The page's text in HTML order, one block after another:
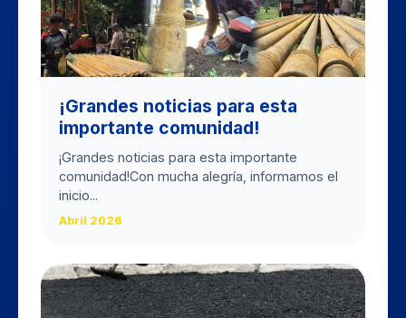
​¡Grandes noticias para esta
importante comunidad!
​¡Grandes noticias para esta importante
comunidad! ​Con mucha alegría, informamos el
inicio...
Abril 2026